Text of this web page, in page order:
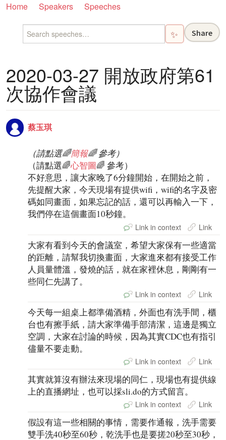
Home Speakers Speeches
✨ Share
2020-03-27 開放政府第61
次協作會議
蔡玉琪
（請點選🌈簡報🌈 參考）
（請點選🌈心智圖🌈 參考）
不好意思，讓大家晚了6分鐘開始，在開始之前，
先提醒大家，今天現場有提供wifi，wifi的名字及密
碼如同畫面，如果忘記的話，還可以再輸入一下，
我們停在這個畫面10秒鐘。
Link in context Link
大家有看到今天的會議室，希望大家保有一些適當
的距離，請幫我切換畫面，大家進來都有接受工作
人員量體溫，發燒的話，就在家裡休息，剛剛有一
些同仁先講了。
Link in context Link
今天每一組桌上都準備酒精，外面也有洗手間，櫃
台也有擦手紙，請大家準備手部清潔，這邊是獨立
空調，大家在討論的時候，因為其實CDC也有指引
儘量不要走動。
Link in context Link
其實就算沒有辦法來現場的同仁，現場也有提供線
上的直播網址，也可以採sli.do的方式留言。
Link in context Link
假設有這一些相關的事情，需要作通報，洗手需要
雙手洗40秒至60秒，乾洗手也是要搓20秒至30秒，